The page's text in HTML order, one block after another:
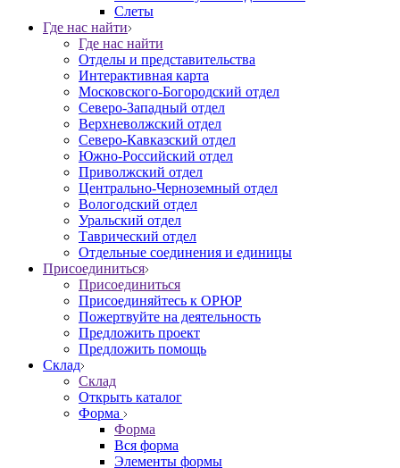
Слеты
Где нас найти
Где нас найти
Отделы и представительства
Интерактивная карта
Московского-Богородский отдел
Северо-Западный отдел
Верхневолжский отдел
Северо-Кавказский отдел
Южно-Российский отдел
Приволжский отдел
Центрально-Черноземный отдел
Вологодский отдел
Уральский отдел
Таврический отдел
Отдельные соединения и единицы
Присоединиться
Присоединиться
Присоединяйтесь к ОРЮР
Пожертвуйте на деятельность
Предложить проект
Предложить помощь
Склад
Склад
Открыть каталог
Форма
Форма
Вся форма
Элементы формы